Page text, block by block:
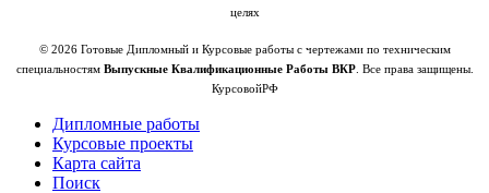
целях
© 2026 Готовые Дипломный и Курсовые работы с чертежами по техническим
специальностям Выпускные Квалификационные Работы ВКР. Все права защищены.
КурсовойРФ
Дипломные работы
Курсовые проекты
Карта сайта
Поиск